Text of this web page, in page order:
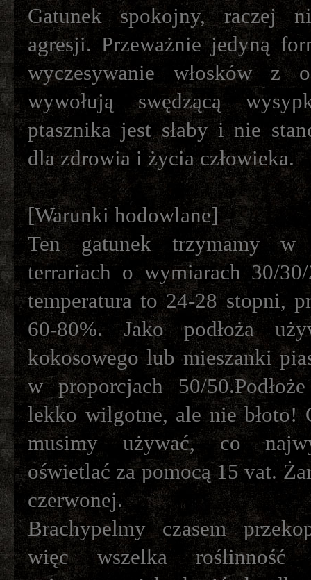
Gatunek spokojny, raczej
agresji. Przeważnie jedyną
wyczesywanie włosków z
wywołują swędzącą
ptasznika jest słaby i nie
dla zdrowia i życia człowieka.
[Warunki hodowlane]
Ten gatunek trzymamy w
terrariach o wymiarach 30/
temperatura to 24-28 stopni,
60-80%. Jako podłoża
kokosowego lub mieszanki
w proporcjach 50/
lekko wilgotne, ale nie błoto!
musimy używać, co
oświetlać za pomocą 15 vat.
czerwonej.
Brachypelmy czasem
więc wszelka roślinność